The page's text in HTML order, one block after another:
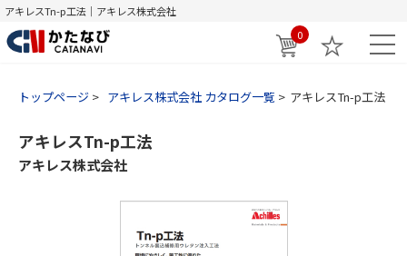
アキレスTn-p工法｜アキレス株式会社
0
トップページ アキレス株式会社 カタログ一覧 アキレスTn-p工法
アキレスTn-p工法
アキレス株式会社